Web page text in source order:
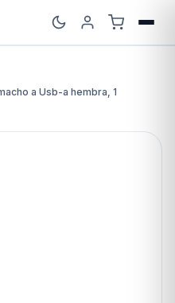
a Usb-a hembra, 1